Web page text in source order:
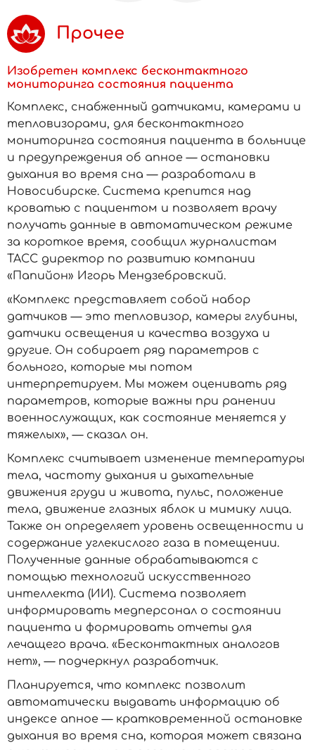
Прочее
Изобретен комплекс бесконтактного
мониторинга состояния пациента
Комплекс, снабженный датчиками, камерами и
тепловизорами, для бесконтактного
мониторинга состояния пациента в больнице
и предупреждения об апное — остановки
дыхания во время сна — разработали в
Новосибирске. Система крепится над
кроватью с пациентом и позволяет врачу
получать данные в автоматическом режиме
за короткое время, сообщил журналистам
ТАСС директор по развитию компании
«Папийон» Игорь Мендзебровский.
«Комплекс представляет собой набор
датчиков — это тепловизор, камеры глубины,
датчики освещения и качества воздуха и
другие. Он собирает ряд параметров с
больного, которые мы потом
интерпретируем. Мы можем оценивать ряд
параметров, которые важны при ранении
военнослужащих, как состояние меняется у
тяжелых», — сказал он.
Комплекс считывает изменение температуры
тела, частоту дыхания и дыхательные
движения груди и живота, пульс, положение
тела, движение глазных яблок и мимику лица.
Также он определяет уровень освещенности и
содержание углекислого газа в помещении.
Полученные данные обрабатываются с
помощью технологий искусственного
интеллекта (ИИ). Система позволяет
информировать медперсонал о состоянии
пациента и формировать отчеты для
лечащего врача. «Бесконтактных аналогов
нет», — подчеркнул разработчик.
Планируется, что комплекс позволит
автоматически выдавать информацию об
индексе апное — кратковременной остановке
дыхания во время сна, которая может связана